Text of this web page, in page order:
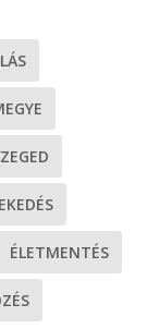
ÉLETMENTÉS